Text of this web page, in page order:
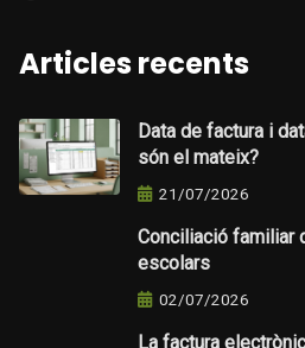
Articles recents
Data de factura i
són el mateix?
21/07/2026
Conciliació familiar
escolars
02/07/2026
La factura